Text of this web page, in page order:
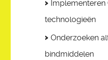
Implementeren
technologieën
Onderzoeken
bindmiddelen